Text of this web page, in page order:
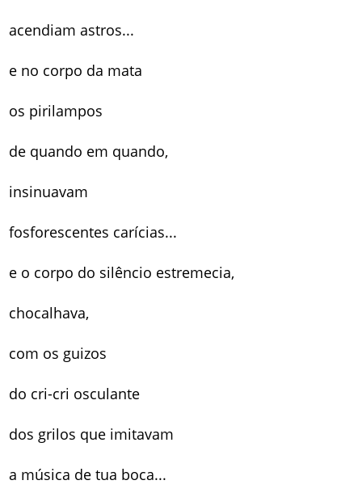
acendiam astros...
e no corpo da mata
os pirilampos
de quando em quando,
insinuavam
fosforescentes carícias...
e o corpo do silêncio estremecia,
chocalhava,
com os guizos
do cri-cri osculante
dos grilos que imitavam
a música de tua boca...